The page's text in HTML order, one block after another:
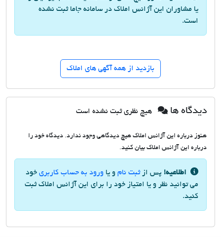
یا مشاوران این آژانس املاک در سامانه جاما ثبت نشده
است.
بازدید از همه آگهی های املاک
دیدگاه ها هیچ نظری ثبت نشده است
هنوز درباره این آژانس املاک هیچ دیدگاهی وجود ندارد. دیدگاه خود را
درباره این آژانس املاک بیان کنید.
اطلاعیه! پس ازثبت نام و یا ورود به حساب کاربری خود
می توانید نظر و یا امتیاز خود را برای این آژانس املاک ثبت
کنید.